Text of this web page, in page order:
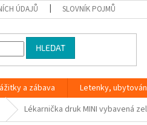
ÚDAJŮ SLOVNÍK POJMŮ
HLEDAT
a zábava Letenky,
Lékarnička druk MINI vybavená